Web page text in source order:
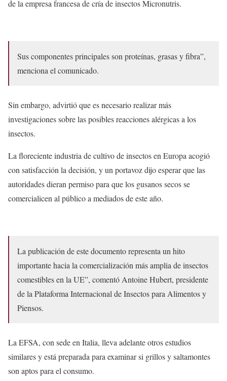
de la empresa francesa de cría de insectos Micronutris.
Sus componentes principales son proteínas, grasas y fibra”,
menciona el comunicado.
Sin embargo, advirtió que es necesario realizar más
investigaciones sobre las posibles reacciones alérgicas a los
insectos.
La floreciente industria de cultivo de insectos en Europa acogió
con satisfacción la decisión, y un portavoz dijo esperar que las
autoridades dieran permiso para que los gusanos secos se
comercialicen al público a mediados de este año.
La publicación de este documento representa un hito
importante hacia la comercialización más amplia de insectos
comestibles en la UE”, comentó Antoine Hubert, presidente
de la Plataforma Internacional de Insectos para Alimentos y
Piensos.
La EFSA, con sede en Italia, lleva adelante otros estudios
similares y está preparada para examinar si grillos y saltamontes
son aptos para el consumo.